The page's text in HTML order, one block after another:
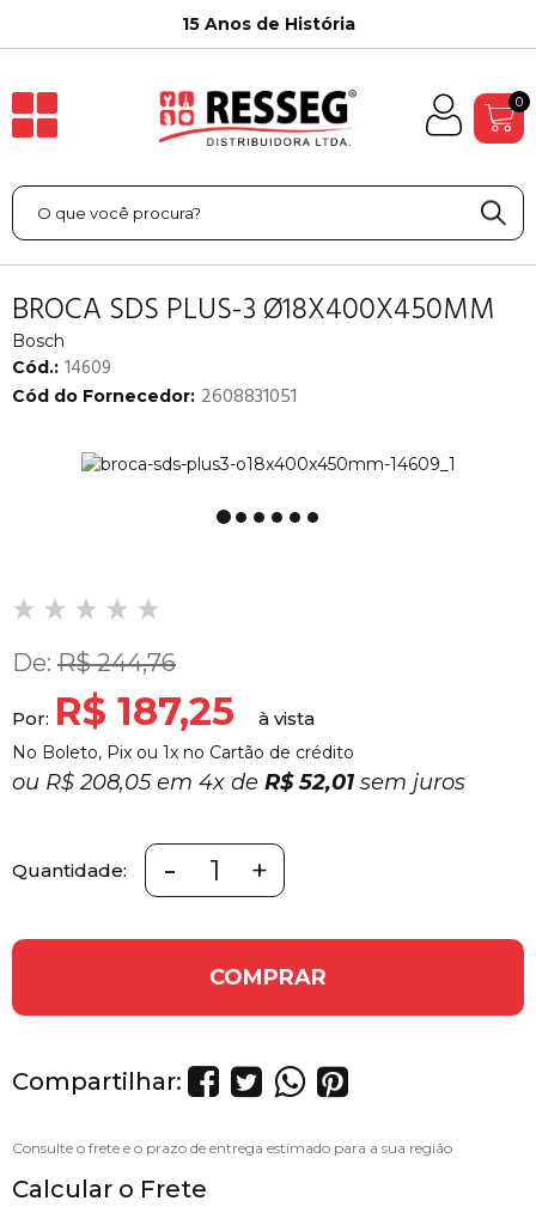
15 Anos de História
0
BROCA SDS PLUS-3 Ø18X400X450MM
Bosch
Cód.: 14609
Cód do Fornecedor: 2608831051
De: R$ 244,76
Por: R$ 187,25
No Boleto, Pix ou 1x no Cartão de crédito
ou R$ 208,05 em 4x de R$ 52,01 sem juros
Quantidade: - +
COMPRAR
Compartilhar:
Calcular o Frete